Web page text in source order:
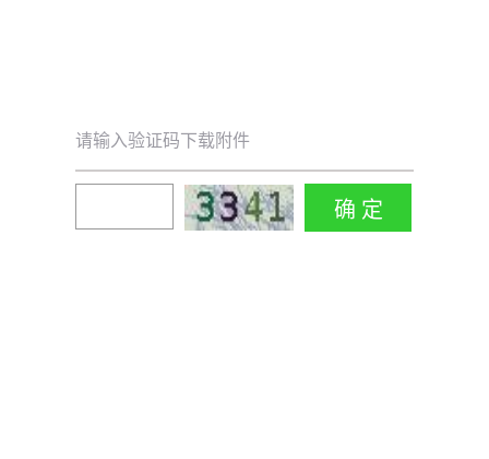
请输入验证码下载附件